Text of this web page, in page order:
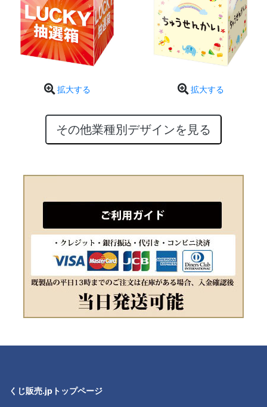
拡大する 拡大する
その他業種別デザインを見る
くじ販売.jpトップページ